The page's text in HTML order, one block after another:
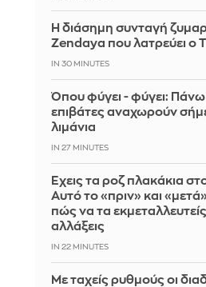
Η διάσημη συνταγή
Zendaya που λατρεύει ο
IN 30 MINUTES
Όπου φύγει - φύγει:
επιβάτες αναχωρούν
λιμάνια
IN 27 MINUTES
Έχεις τα ροζ πλακάκια
Αυτό το «πριν» και
πώς να τα
αλλάξεις
IN 22 MINUTES
Με ταχείς ρυθμούς οι